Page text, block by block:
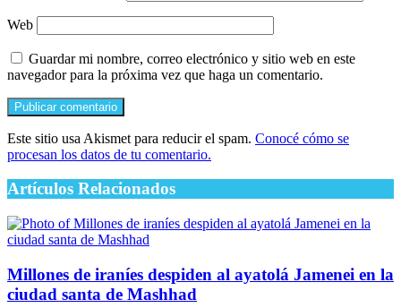
Web
Guardar mi nombre, correo electrónico y sitio web en este
navegador para la próxima vez que haga un comentario.
Este sitio usa Akismet para reducir el spam. Conocé cómo se
procesan los datos de tu comentario.
Artículos Relacionados
Millones de iraníes despiden al ayatolá Jamenei en la
ciudad santa de Mashhad